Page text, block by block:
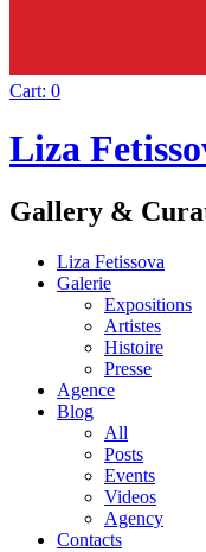
Cart: 0
Liza
Gallery &
Liza Fetissova
Galerie
Expositions
Artistes
Histoire
Presse
Agence
Blog
All
Posts
Events
Videos
Agency
Contacts